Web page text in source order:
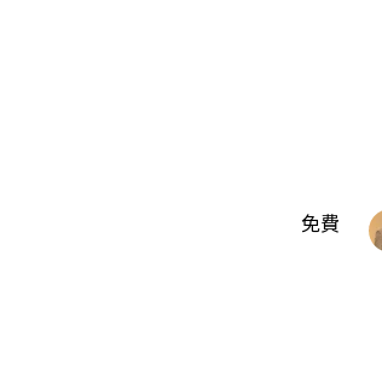
免費